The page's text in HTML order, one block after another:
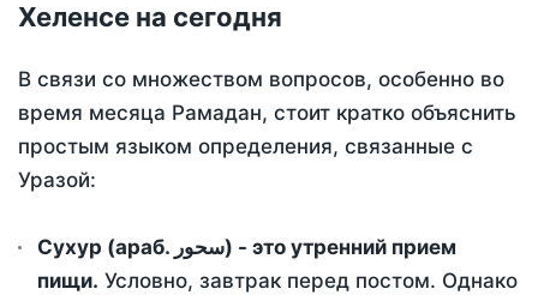
Хеленсе на сегодня
В связи со множеством вопросов, особенно во
время месяца Рамадан, стоит кратко объяснить
простым языком определения, связанные с
Уразой:
Сухур (араб. سحور) - это утренний прием
пищи. Условно, завтрак перед постом. Однако